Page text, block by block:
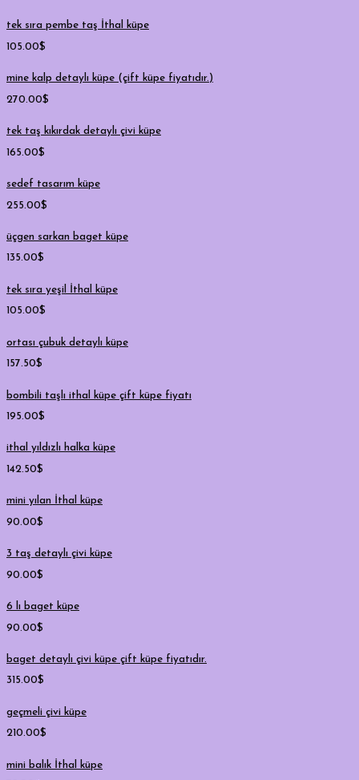
tek sıra pembe taş İthal küpe
105.00$
mine kalp detaylı küpe (çift küpe fiyatıdır.)
270.00$
tek taş kıkırdak detaylı çivi küpe
165.00$
sedef tasarım küpe
255.00$
üçgen sarkan baget küpe
135.00$
tek sıra yeşil İthal küpe
105.00$
ortası çubuk detaylı küpe
157.50$
bombili taşlı ithal küpe çift küpe fiyatı
195.00$
ithal yıldızlı halka küpe
142.50$
mini yılan İthal küpe
90.00$
3 taş detaylı çivi küpe
90.00$
6 lı baget küpe
90.00$
baget detaylı çivi küpe çift küpe fiyatıdır.
315.00$
geçmeli çivi küpe
210.00$
mini balık İthal küpe